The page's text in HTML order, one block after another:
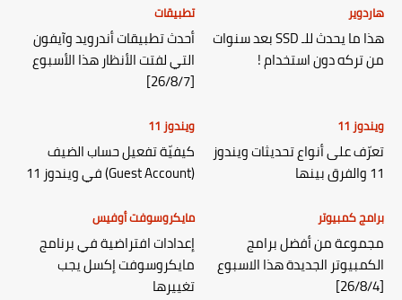
هاردوير
هذا ما يحدث للـ SSD بعد سنوات
من تركه دون استخدام !
تطبيقات
أحدث تطبيقات أندرويد وآيفون
التي لفتت الأنظار هذا الأسبوع
[26/8/7]
ويندوز 11
تعرّف على أنواع تحديثات ويندوز
11 والفرق بينها
ويندوز 11
كيفيّة تفعيل حساب الضيف
(Guest Account) في ويندوز 11
برامج كمبيوتر
مجموعة من أفضل برامج
الكمبيوتر الجديدة هذا الاسبوع
[26/8/4]
مايكروسوفت أوفيس
إعدادات افتراضية في برنامج
مايكروسوفت إكسل يجب
تغييرها